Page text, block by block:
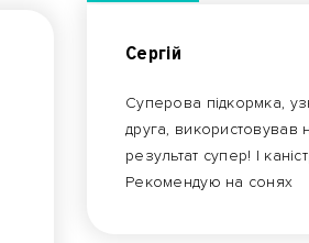
Сергій
Суперова підкормка,
друга, використовував
результат супер! І
Рекомендую на сонях